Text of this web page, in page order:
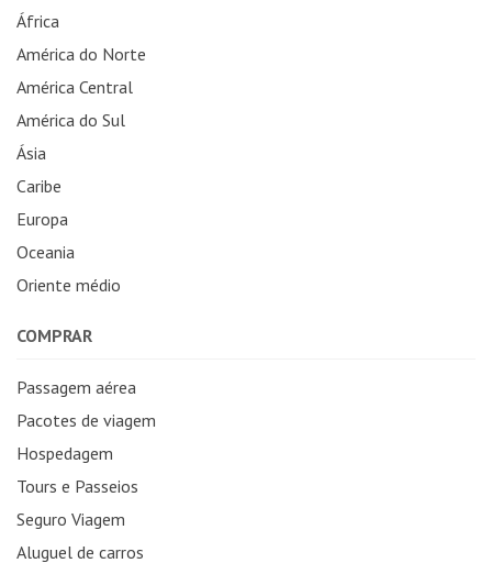
África
América do Norte
América Central
América do Sul
Ásia
Caribe
Europa
Oceania
Oriente médio
COMPRAR
Passagem aérea
Pacotes de viagem
Hospedagem
Tours e Passeios
Seguro Viagem
Aluguel de carros